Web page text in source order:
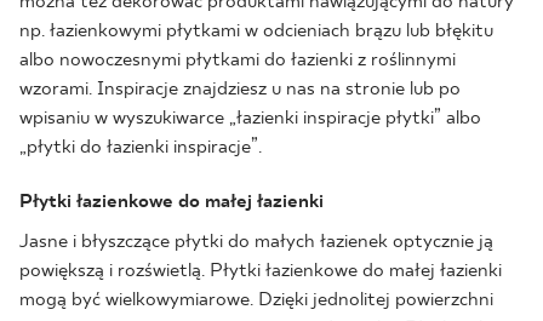
np. łazienkowymi płytkami w odcieniach brązu lub błękitu
albo nowoczesnymi płytkami do łazienki z roślinnymi
wzorami. Inspiracje znajdziesz u nas na stronie lub po
wpisaniu w wyszukiwarce „łazienki inspiracje płytki” albo
„płytki do łazienki inspiracje”.
Płytki łazienkowe do małej łazienki
Jasne i błyszczące płytki do małych łazienek optycznie ją
powiększą i rozświetlą. Płytki łazienkowe do małej łazienki
mogą być wielkowymiarowe. Dzięki jednolitej powierzchni